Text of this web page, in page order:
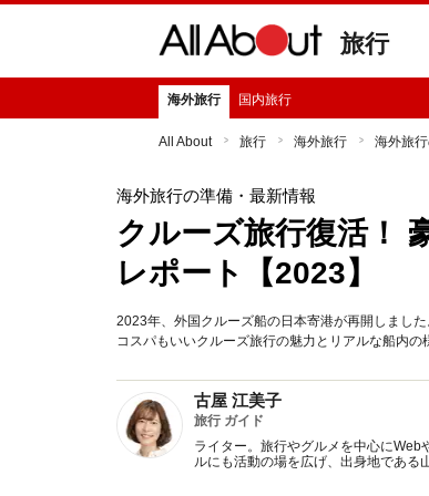
旅行
海外旅行 国内旅行
All About 旅行 海外旅行 海外旅
海外旅行の準備・最新情報
クルーズ旅行復活！
レポート【2023】
2023年、外国クルーズ船の日本寄港が再開しまし
コスパもいいクルーズ旅行の魅力とリアルな船内の
古屋 江美子
旅行 ガイド
ライター。旅行やグルメを中心に
ルにも活動の場を広げ、出身地である